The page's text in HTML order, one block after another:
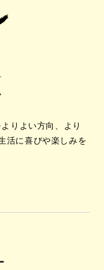
りよい方向、より
活に喜びや楽しみを